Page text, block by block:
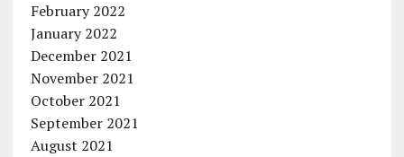
February 2022
January 2022
December 2021
November 2021
October 2021
September 2021
August 2021